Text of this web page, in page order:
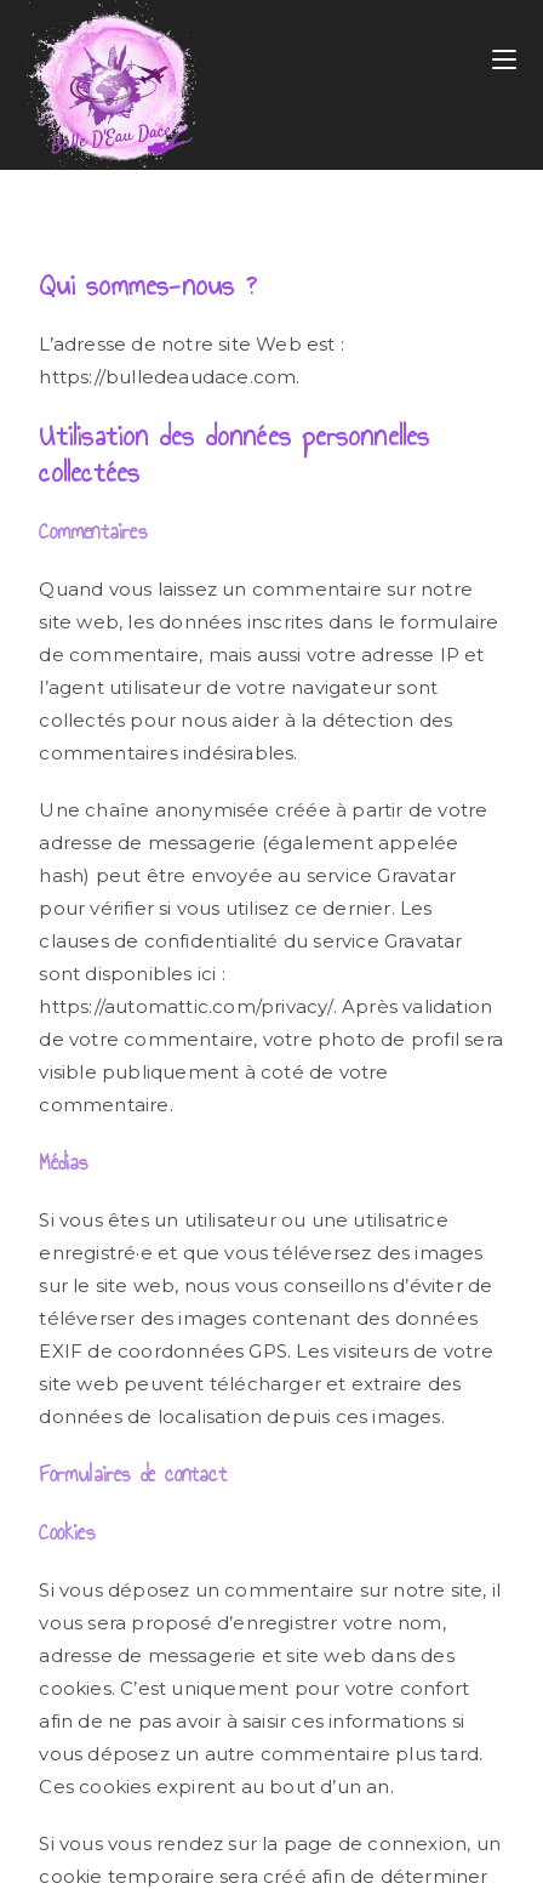
Qui sommes-nous ?
L’adresse de notre site Web est :
https://bulledeaudace.com.
Utilisation des données personnelles
collectées
Commentaires
Quand vous laissez un commentaire sur notre
site web, les données inscrites dans le formulaire
de commentaire, mais aussi votre adresse IP et
l’agent utilisateur de votre navigateur sont
collectés pour nous aider à la détection des
commentaires indésirables.
Une chaîne anonymisée créée à partir de votre
adresse de messagerie (également appelée
hash) peut être envoyée au service Gravatar
pour vérifier si vous utilisez ce dernier. Les
clauses de confidentialité du service Gravatar
sont disponibles ici :
https://automattic.com/privacy/. Après validation
de votre commentaire, votre photo de profil sera
visible publiquement à coté de votre
commentaire.
Médias
Si vous êtes un utilisateur ou une utilisatrice
enregistré·e et que vous téléversez des images
sur le site web, nous vous conseillons d’éviter de
téléverser des images contenant des données
EXIF de coordonnées GPS. Les visiteurs de votre
site web peuvent télécharger et extraire des
données de localisation depuis ces images.
Formulaires de contact
Cookies
Si vous déposez un commentaire sur notre site, il
vous sera proposé d’enregistrer votre nom,
adresse de messagerie et site web dans des
cookies. C’est uniquement pour votre confort
afin de ne pas avoir à saisir ces informations si
vous déposez un autre commentaire plus tard.
Ces cookies expirent au bout d’un an.
Si vous vous rendez sur la page de connexion, un
cookie temporaire sera créé afin de déterminer